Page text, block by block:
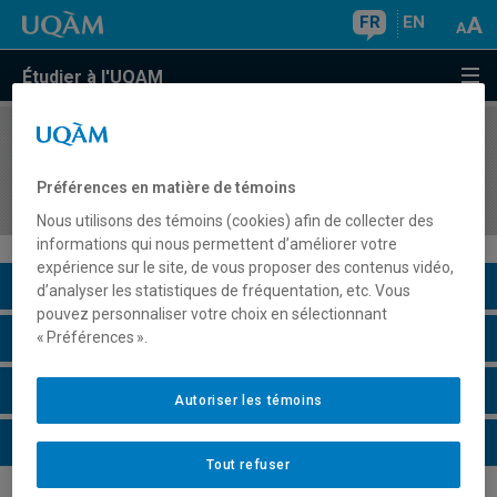
FR EN
Étudier à l'UQAM
COURS//
carrière
Description du cours
Horaire - Été 2026
Horaire - Automne 2026
Horaire - Hiver 2027
Préférences en matière de témoins
Nous utilisons des témoins (cookies) afin de collecter des
informations qui nous permettent d’améliorer votre
expérience sur le site, de vous proposer des contenus vidéo,
d’analyser les statistiques de fréquentation, etc. Vous
pouvez personnaliser votre choix en sélectionnant
« Préférences ».
Tout refuser
Autoriser les témoins